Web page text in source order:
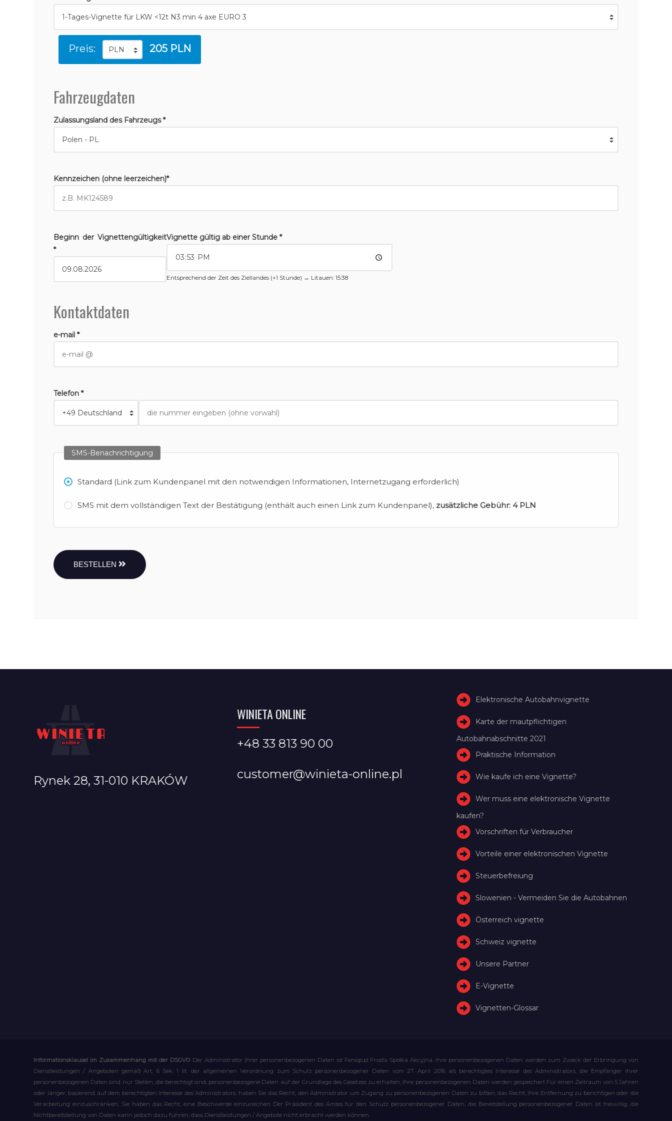
Preis: 205 PLN
Fahrzeugdaten
Zulassungsland des Fahrzeugs *
Kennzeichen (ohne leerzeichen)*
Beginn der Vignettengültigkeit
*
Vignette gültig ab einer Stunde *
Entsprechend der Zeit des Ziellandes (+1 Stunde) → Litauen: 15:38
Kontaktdaten
e-mail *
Telefon *
SMS-Benachrichtigung
Standard (Link zum Kundenpanel mit den notwendigen Informationen, Internetzugang erforderlich)
SMS mit dem vollständigen Text der Bestätigung (enthält auch einen Link zum Kundenpanel), zusätzliche Gebühr: 4 PLN
BESTELLEN
Rynek 28, 31-010 KRAKÓW
WINIETA ONLINE
+48 33 813 90 00
customer@winieta-online.pl
Elektronische Autobahnvignette
Karte der mautpflichtigen
Autobahnabschnitte 2021
Praktische Information
Wie kaufe ich eine Vignette?
Wer muss eine elektronische Vignette
kaufen?
Vorschriften für Verbraucher
Vorteile einer elektronischen Vignette
Steuerbefreiung
Slowenien - Vermeiden Sie die Autobahnen
Österreich vignette
Schweiz vignette
Unsere Partner
E-Vignette
Vignetten-Glossar
Informationsklausel im Zusammenhang mit der DSGVO Der Administrator Ihrer personenbezogenen Daten ist Feniqs.pl Prosta Spółka Akcyjna. Ihre personenbezogenen Daten werden zum Zweck der Erbringung von
Dienstleistungen / Angeboten gemäß Art. 6 Sek. 1 lit. der allgemeinen Verordnung zum Schutz personenbezogener Daten vom 27. April 2016 als berechtigtes Interesse des Administrators, die Empfänger Ihrer
personenbezogenen Daten sind nur Stellen, die berechtigt sind, personenbezogene Daten auf der Grundlage des Gesetzes zu erhalten, Ihre personenbezogenen Daten werden gespeichert Für einen Zeitraum von 5 Jahren
oder länger, basierend auf dem berechtigten Interesse des Administrators, haben Sie das Recht, den Administrator um Zugang zu personenbezogenen Daten zu bitten, das Recht, ihre Entfernung zu berichtigen oder die
Verarbeitung einzuschränken, Sie haben das Recht, eine Beschwerde einzureichen Der Präsident des Amtes für den Schutz personenbezogener Daten, die Bereitstellung personenbezogener Daten ist freiwillig, die
Nichtbereitstellung von Daten kann jedoch dazu führen, dass Dienstleistungen / Angebote nicht erbracht werden können.